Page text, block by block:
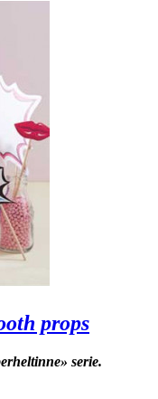
props
serie.